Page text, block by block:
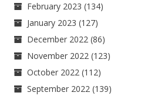
February 2023 (134)
January 2023 (127)
December 2022 (86)
November 2022 (123)
October 2022 (112)
September 2022 (139)